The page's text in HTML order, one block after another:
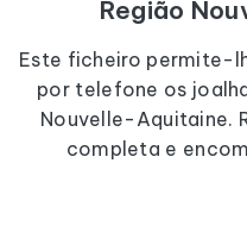
Região
Este ficheiro permite-
por telefone os
Nouvelle-Aquitaine.
completa e